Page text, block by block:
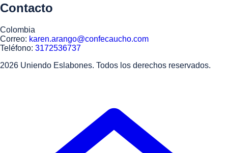
Contacto
Colombia
Correo: karen.arango@confecaucho.com
Teléfono: 3172536737
2026 Uniendo Eslabones. Todos los derechos reservados.